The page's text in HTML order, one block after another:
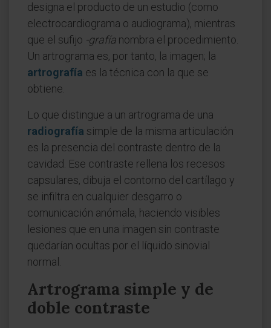
designa el producto de un estudio (como
electrocardiograma o audiograma), mientras
que el sufijo -grafía nombra el procedimiento.
Un artrograma es, por tanto, la imagen; la
artrografía es la técnica con la que se
obtiene.
Lo que distingue a un artrograma de una
radiografía simple de la misma articulación
es la presencia del contraste dentro de la
cavidad. Ese contraste rellena los recesos
capsulares, dibuja el contorno del cartílago y
se infiltra en cualquier desgarro o
comunicación anómala, haciendo visibles
lesiones que en una imagen sin contraste
quedarían ocultas por el líquido sinovial
normal.
Artrograma simple y de
doble contraste